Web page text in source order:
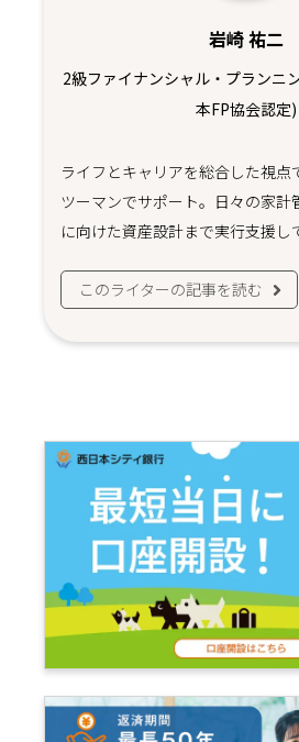
岩崎 祐二
2級ファイナンシャル・プランニ
本FP協会認定)
ライフとキャリアを総合した視点
ツーマンでサポート。日々の家計
に向けた資産設計まで実行支援し
このライターの記事を読む